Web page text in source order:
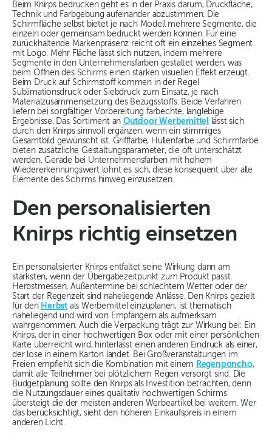
Beim Knirps bedrucken geht es in der Praxis darum, Druckfläche,
Technik und Farbgebung aufeinander abzustimmen. Die
Schirmfläche selbst bietet je nach Modell mehrere Segmente, die
einzeln oder gemeinsam bedruckt werden können. Für eine
zurückhaltende Markenpräsenz reicht oft ein einzelnes Segment
mit Logo. Mehr Fläche lässt sich nutzen, indem mehrere
Segmente in den Unternehmensfarben gestaltet werden, was
beim Öffnen des Schirms einen starken visuellen Effekt erzeugt.
Beim Druck auf Schirmstoff kommen in der Regel
Sublimationsdruck oder Siebdruck zum Einsatz, je nach
Materialzusammensetzung des Bezugsstoffs. Beide Verfahren
liefern bei sorgfältiger Vorbereitung farbechte, langlebige
Ergebnisse. Das Sortiment an Outdoor Werbemittellässt sich
durch den Knirps sinnvoll ergänzen, wenn ein stimmiges
Gesamtbild gewünscht ist. Grifffarbe, Hüllenfarbe und Schirmfarbe
bieten zusätzliche Gestaltungsparameter, die oft unterschätzt
werden. Gerade bei Unternehmensfarben mit hohem
Wiedererkennungswert lohnt es sich, diese konsequent über alle
Elemente des Schirms hinweg einzusetzen.
Den personalisierten
Knirps richtig einsetzen
Ein personalisierter Knirps entfaltet seine Wirkung dann am
stärksten, wenn der Übergabezeitpunkt zum Produkt passt.
Herbstmessen, Außentermine bei schlechtem Wetter oder der
Start der Regenzeit sind naheliegende Anlässe. Den Knirps gezielt
für den Herbst als Werbemittel einzuplanen, ist thematisch
naheliegend und wird von Empfängern als aufmerksam
wahrgenommen. Auch die Verpackung trägt zur Wirkung bei: Ein
Knirps, der in einer hochwertigen Box oder mit einer persönlichen
Karte überreicht wird, hinterlässt einen anderen Eindruck als einer,
der lose in einem Karton landet. Bei Großveranstaltungen im
Freien empfiehlt sich die Kombination mit einem Regenponcho,
damit alle Teilnehmer bei plötzlichem Regen versorgt sind. Die
Budgetplanung sollte den Knirps als Investition betrachten, denn
die Nutzungsdauer eines qualitativ hochwertigen Schirms
übersteigt die der meisten anderen Werbeartikel bei weitem. Wer
das berücksichtigt, sieht den höheren Einkaufspreis in einem
anderen Licht.